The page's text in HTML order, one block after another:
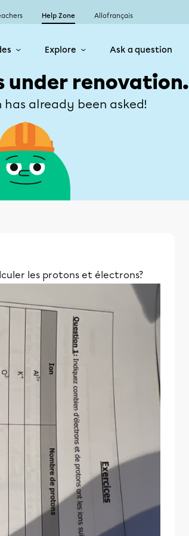
Help Zone Allofrançais
Explore Ask a question
under renovation.
has already been asked!
les protons et électrons?